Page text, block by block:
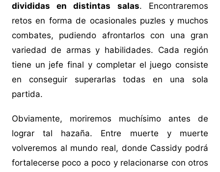
divididas en distintas salas. Encontraremos
retos en forma de ocasionales puzles y muchos
combates, pudiendo afrontarlos con una gran
variedad de armas y habilidades. Cada región
tiene un jefe final y completar el juego consiste
en conseguir superarlas todas en una sola
partida.
Obviamente, moriremos muchísimo antes de
lograr tal hazaña. Entre muerte y muerte
volveremos al mundo real, donde Cassidy podrá
fortalecerse poco a poco y relacionarse con otros